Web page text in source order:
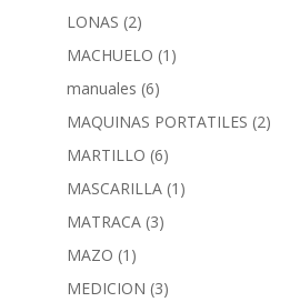
LONAS (2)
MACHUELO (1)
manuales (6)
MAQUINAS PORTATILES (2)
MARTILLO (6)
MASCARILLA (1)
MATRACA (3)
MAZO (1)
MEDICION (3)